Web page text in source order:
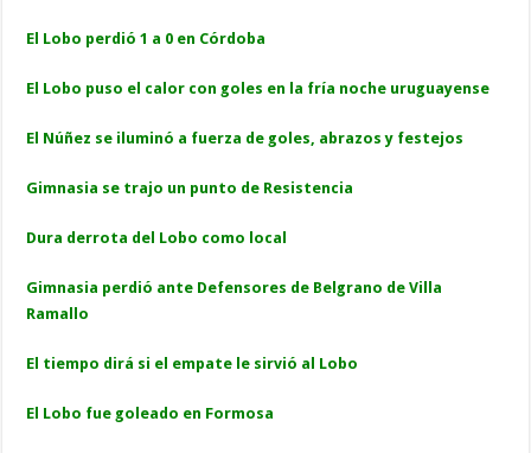
El Lobo perdió 1 a 0 en Córdoba
El Lobo puso el calor con goles en la fría noche uruguayense
El Núñez se iluminó a fuerza de goles, abrazos y festejos
Gimnasia se trajo un punto de Resistencia
Dura derrota del Lobo como local
Gimnasia perdió ante Defensores de Belgrano de Villa
Ramallo
El tiempo dirá si el empate le sirvió al Lobo
El Lobo fue goleado en Formosa